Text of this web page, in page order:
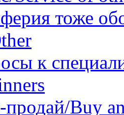
тоже
к
Buy